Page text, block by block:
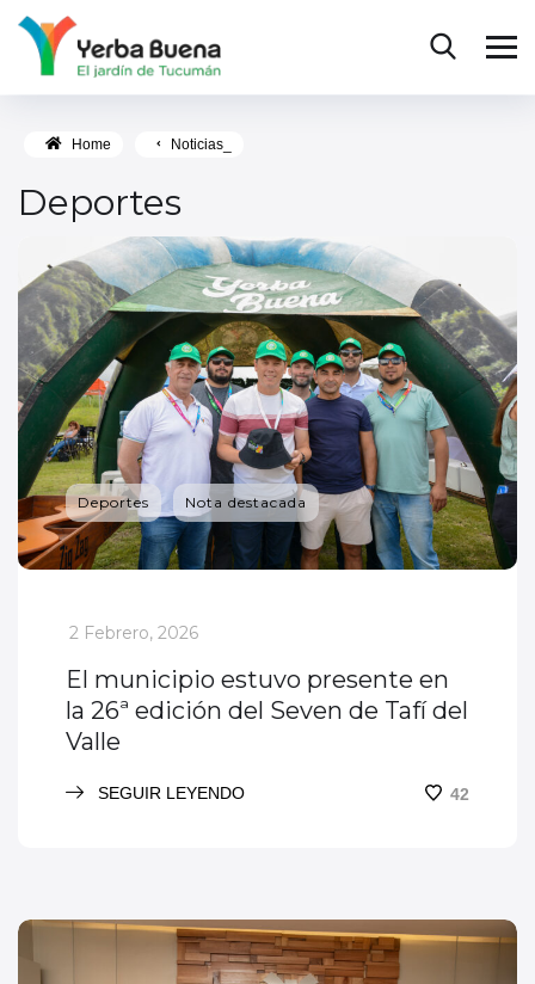
Home Noticias_
Deportes
Deportes Nota destacada
_
2 Febrero, 2026
El municipio estuvo presente en
la 26ª edición del Seven de Tafí del
Valle
SEGUIR LEYENDO 42